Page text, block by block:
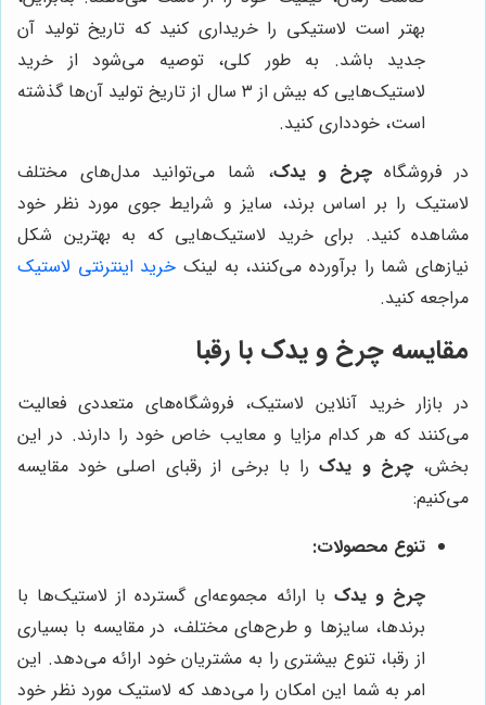
بهتر است لاستیکی را خریداری کنید که تاریخ تولید آن
جدید باشد. به طور کلی، توصیه می‌شود از خرید
لاستیک‌هایی که بیش از ۳ سال از تاریخ تولید آن‌ها گذشته
است، خودداری کنید.
در فروشگاهچرخ و یدک، شما می‌توانید مدل‌های مختلف
لاستیک را بر اساس برند، سایز و شرایط جوی مورد نظر خود
مشاهده کنید. برای خرید لاستیک‌هایی که به بهترین شکل
نیازهای شما را برآورده می‌کنند، به لینک خرید اینترنتی لاستیک
مراجعه کنید.
مقایسه چرخ و یدک با رقبا
در بازار خرید آنلاین لاستیک، فروشگاه‌های متعددی فعالیت
می‌کنند که هر کدام مزایا و معایب خاص خود را دارند. در این
بخش،چرخ و یدکرا با برخی از رقبای اصلی خود مقایسه
می‌کنیم:
تنوع محصولات:
چرخ و یدک با ارائه مجموعه‌ای گسترده از لاستیک‌ها با
برندها، سایزها و طرح‌های مختلف، در مقایسه با بسیاری
از رقبا، تنوع بیشتری را به مشتریان خود ارائه می‌دهد. این
امر به شما این امکان را می‌دهد که لاستیک مورد نظر خود